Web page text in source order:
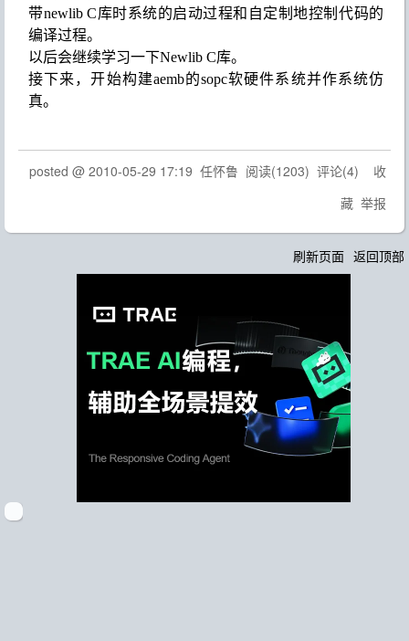
带newlib C库时系统的启动过程和 自定制地控制代码的
编译过程。
以后会继续学习一下Newlib C库。
接下来，开始构建aemb的sopc软硬件系统并作系统仿
真。
posted @ 2010-05-29 17:19 任怀鲁 阅读(1203) 评论(4) 收
藏 举报
刷新页面 返回顶部